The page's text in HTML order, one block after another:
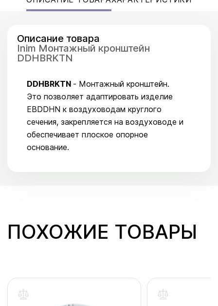
Описание товара
Inim Монтажный кронштейн
DDHBRKTN
DDHBRKTN - Монтажный кронштейн.
Это позволяет адаптировать изделие
EBDDHN к воздуховодам круглого
сечения, закрепляется на воздуховоде и
обеспечивает плоское опорное
основание.
ПОХОЖИЕ ТОВАРЫ